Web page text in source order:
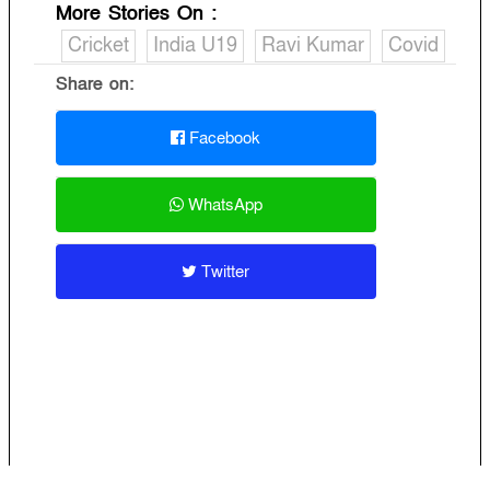
More Stories On :
Cricket
India U19 Ravi Kumar Covid
Share on:
Facebook
WhatsApp
Twitter